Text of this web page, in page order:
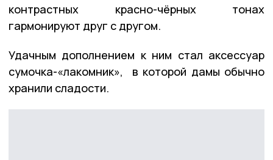
контрастных красно-чёрных тонах
гармонируют друг с другом.
Удачным дополнением к ним стал аксессуар
сумочка-«лакомник», в которой дамы обычно
хранили сладости.